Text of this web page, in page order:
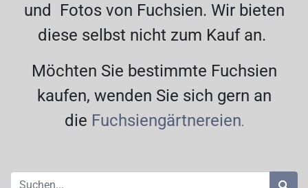
und Fotos von Fuchsien. Wir bieten
diese selbst nicht zum Kauf an.
Möchten Sie bestimmte Fuchsien
kaufen, wenden Sie sich gern an
die Fuchsiengärtnereien.